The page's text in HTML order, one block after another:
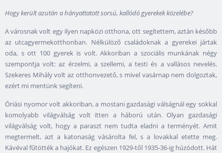
Hogy került azután a hányattatott sorsú, kallódó gyerekek közelébe?
A városnak volt egy ilyen napközi otthona, ott segítettem, aztán később
az utcagyermekotthonban. Nélkülöző családoknak a gyerekei jártak
oda, s ott 100 gyerek is volt. Akkoriban a szociális munkának négy
szempontja volt: az érzelmi, a szellemi, a testi és a vallásos nevelés.
Szekeres Mihály volt az otthonvezető, s mivel vasárnap nem dolgoztak,
ezért mi mentünk segíteni.
Óriási nyomor volt akkoriban, a mostani gazdasági válságnál egy sokkal
komolyabb világválság volt itten a háború után. Olyan gazdasági
világválság volt, hogy a paraszt nem tudta eladni a terményét. Amit
megtermelt, azt a katonaság vásárolta fel, s a lovakkal etette meg.
Kávéval fűtötték a hajókat. Ez egészen 1929-től 1935-36-ig húzódott. Hát